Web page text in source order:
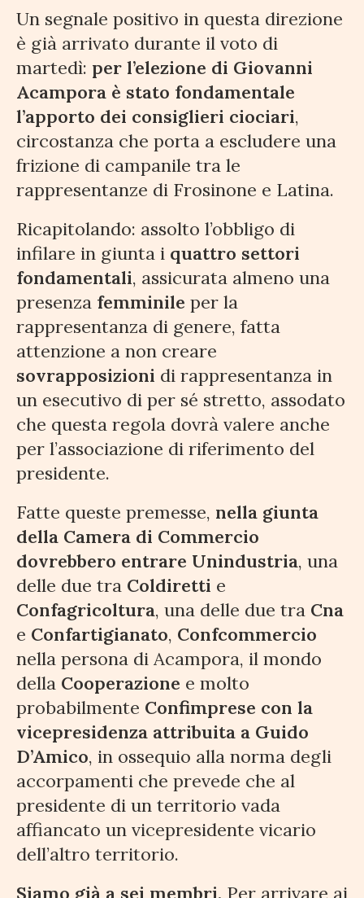
Un segnale positivo in questa direzione
è già arrivato durante il voto di
martedì: per l’elezione di Giovanni
Acampora è stato fondamentale
l’apporto dei consiglieri ciociari,
circostanza che porta a escludere una
frizione di campanile tra le
rappresentanze di Frosinone e Latina.
Ricapitolando: assolto l’obbligo di
infilare in giunta i quattro settori
fondamentali, assicurata almeno una
presenza femminile per la
rappresentanza di genere, fatta
attenzione a non creare
sovrapposizioni di rappresentanza in
un esecutivo di per sé stretto, assodato
che questa regola dovrà valere anche
per l’associazione di riferimento del
presidente.
Fatte queste premesse, nella giunta
della Camera di Commercio
dovrebbero entrare Unindustria, una
delle due tra Coldiretti e
Confagricoltura, una delle due tra Cna
e Confartigianato, Confcommercio
nella persona di Acampora, il mondo
della Cooperazione e molto
probabilmente Confimprese con la
vicepresidenza attribuita a Guido
D’Amico, in ossequio alla norma degli
accorpamenti che prevede che al
presidente di un territorio vada
affiancato un vicepresidente vicario
dell’altro territorio.
Siamo già a sei membri. Per arrivare ai